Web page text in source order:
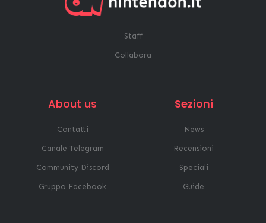
Staff
Collabora
About us
Contatti
Canale Telegram
Community Discord
Gruppo Facebook
Sezioni
News
Recensioni
Speciali
Guide